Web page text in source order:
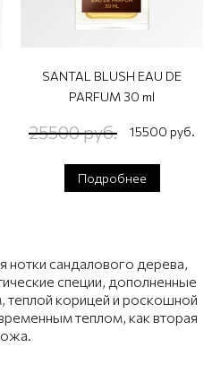
SANTAL BLUSH EAU DE
PARFUM 30 ml
25500 руб. 15500 руб.
Подробнее
нотки сандалового дерева,
специи, дополненные
корицей и роскошной
теплом, как вторая